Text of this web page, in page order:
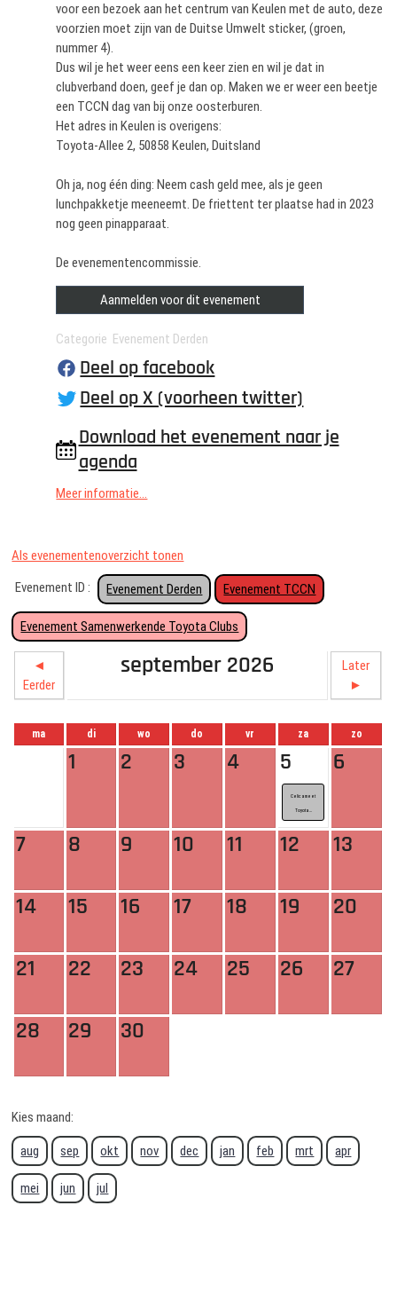
voor een bezoek aan het centrum van Keulen met de auto, deze
voorzien moet zijn van de Duitse Umwelt sticker, (groen,
nummer 4).
Dus wil je het weer eens een keer zien en wil je dat in
clubverband doen, geef je dan op. Maken we er weer een beetje
een TCCN dag van bij onze oosterburen.
Het adres in Keulen is overigens:
Toyota-Allee 2, 50858 Keulen, Duitsland
Oh ja, nog één ding: Neem cash geld mee, als je geen
lunchpakketje meeneemt. De friettent ter plaatse had in 2023
nog geen pinapparaat.
De evenementencommissie.
Aanmelden voor dit evenement
Categorie Evenement Derden
Deel op facebook
Deel op X (voorheen twitter)
Download het evenement naar je
agenda
Meer informatie...
Als evenementenoverzicht tonen
Evenement ID :
Evenement Derden Evenement TCCN
Evenement Samenwerkende Toyota Clubs
◄
Eerder
september 2026
Later
►
ma di wo do vr za zo
1 2 3 4 5
Celicameet
Toyota...
6
7 8 9 10 11 12 13
14 15 16 17 18 19 20
21 22 23 24 25 26 27
28 29 30
Kies maand:
aug sep okt nov dec jan feb mrt apr
mei jun jul